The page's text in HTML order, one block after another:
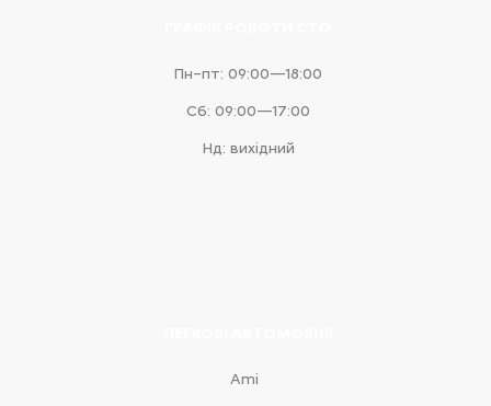
Пн–пт: 09:00—18:00
Сб: 09:00—17:00
Нд: вихідний
Ami